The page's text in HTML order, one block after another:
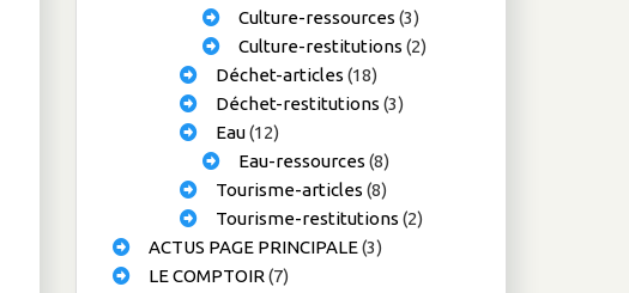
Culture-ressources (3)
Culture-restitutions (2)
Déchet-articles (18)
Déchet-restitutions (3)
Eau(12)
Eau-ressources (8)
Tourisme-articles (8)
Tourisme-restitutions (2)
ACTUS PAGE PRINCIPALE(3)
LE COMPTOIR (7)